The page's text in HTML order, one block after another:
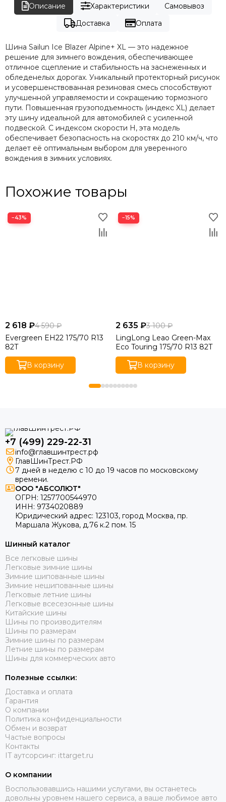
Описание Характеристики
Самовывоз
Доставка
Оплата
Шина Sailun Ice Blazer Alpine+ XL — это надежное
решение для зимнего вождения, обеспечивающее
отличное сцепление и стабильность на заснеженных и
обледенелых дорогах. Уникальный протекторный рисунок
и усовершенствованная резиновая смесь способствуют
улучшенной управляемости и сокращению тормозного
пути. Повышенная грузоподъемность (индекс XL) делает
эту шину идеальной для автомобилей с усиленной
подвеской. С индексом скорости H, эта модель
обеспечивает безопасность на скоростях до 210 км/ч, что
делает её оптимальным выбором для уверенного
вождения в зимних условиях.
Похожие товары
−43%
2 618 ₽4 590 ₽
Evergreen EH22 175/70 R13
82T
В корзину
−15%
2 635 ₽3 100 ₽
LingLong Leao Green-Max
Eco Touring 175/70 R13 82T
В корзину
+7 (499) 229-22-31
info@главшинтрест.рф
ГлавШинТрест.РФ
7 дней в неделю с 10 до 19 часов по московскому
времени.
ООО "АБСОЛЮТ"
ОГРН: 1257700544970
ИНН: 9734020889
Юридический адрес: 123103, город Москва, пр.
Маршала Жукова, д.76 к.2 пом. 15
Шинный каталог
Все легковые шины
Легковые зимние шины
Зимние шипованные шины
Зимние нешипованные шины
Легковые летние шины
Легковые всесезонные шины
Китайские шины
Шины по производителям
Шины по размерам
Зимние шины по размерам
Летние шины по размерам
Шины для коммерческих авто
Полезные ссылки:
Доставка и оплата
Гарантия
О компании
Политика конфиденциальности
Обмен и возврат
Частые вопросы
Контакты
IT аутсорсинг: ittarget.ru
О компании
Воспользовавшись нашими услугами, вы останетесь
довольны уровнем нашего сервиса, а ваше любимое авто